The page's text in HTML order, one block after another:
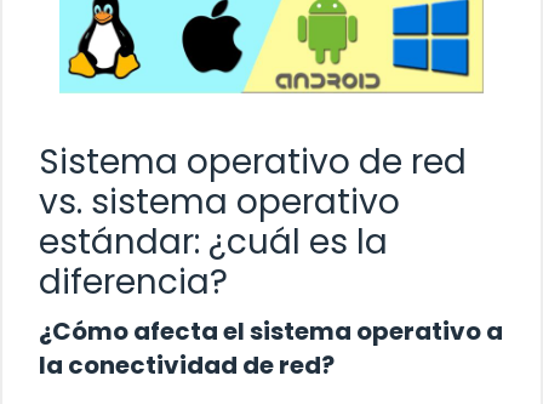
Sistema operativo de red
vs. sistema operativo
estándar: ¿cuál es la
diferencia?
¿Cómo afecta el sistema operativo a
la conectividad de red?